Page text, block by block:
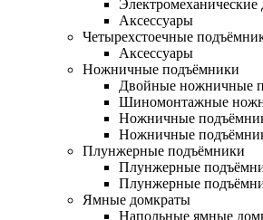
Аксессуары
Четырехстоечные
Аксессуары
Ножничные подъёмники
Двойные ножничные
Шиномонтажные
Ножничные
Ножничные
Плунжерные подъёмники
Плунжерные
Плунжерные
Ямные домкраты
Напольные ямные